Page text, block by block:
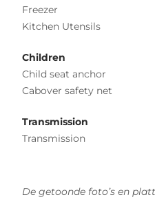
Freezer
Kitchen Utensils
Children
Child seat anchor
Cabover safety net
Transmission
Transmission
De getoonde foto’s en